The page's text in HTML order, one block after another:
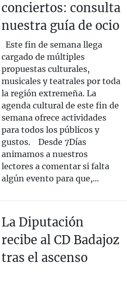
conciertos: consulta
nuestra guía de ocio
Este fin de semana llega
cargado de múltiples
propuestas culturales,
musicales y teatrales por toda
la región extremeña. La
agenda cultural de este fin de
semana ofrece actividades
para todos los públicos y
gustos. Desde 7Días
animamos a nuestros
lectores a comentar si falta
algún evento para que,...
La Diputación
recibe al CD Badajoz
tras el ascenso